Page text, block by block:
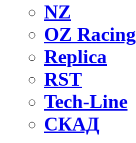
NZ
OZ Raсing
Replica
RST
Tech-Line
СКАД